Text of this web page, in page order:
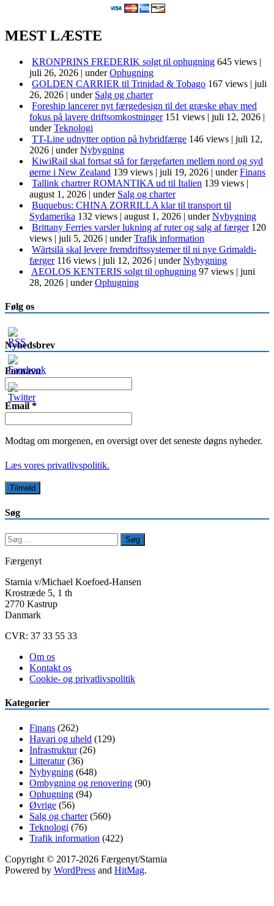
MEST LÆSTE
KRONPRINS FREDERIK solgt til ophugning 645 views |
juli 26, 2026 | underOphugning
GOLDEN CARRIER til Trinidad & Tobago 167 views | juli
26, 2026 | under Salg og charter
Foreship lancerer nyt færgedesign til det græske øhav med
fokus på lavere driftsomkostninger 151 views | juli 12, 2026 |
underTeknologi
TT-Line udnytter option på hybridfærge 146 views | juli 12,
2026 | underNybygning
KiwiRail skal fortsat stå for færgefarten mellem nord og syd
øerne i New Zealand 139 views | juli 19, 2026 | underFinans
Tallink chartrer ROMANTIKA ud til Italien 139 views |
august 1, 2026 | under Salg og charter
Buquebus: CHINA ZORRILLA klar til transport til
Sydamerika 132 views | august 1, 2026 | underNybygning
Brittany Ferries varsler lukning af ruter og salg af færger 120
views | juli 5, 2026 | underTrafik information
Wärtsilä skal levere fremdriftssystemer til ni nye Grimaldi-
færger 116 views | juli 12, 2026 | underNybygning
AEOLOS KENTERIS solgt til ophugning 97 views | juni
28, 2026 | underOphugning
Følg os
Nyhedsbrev
Fornavn
Email *
Modtag om morgenen, en oversigt over det seneste døgns nyheder.
Læs vores privatlivspolitik.
Søg
Søg
efter:
Færgenyt
Starnia v/Michael Koefoed-Hansen
Krostræde 5, 1 th
2770 Kastrup
Danmark
CVR: 37 33 55 33
Om os
Kontakt os
Cookie- og privatlivspolitik
Kategorier
Finans (262)
Havari og uheld (129)
Infrastruktur(26)
Litteratur(36)
Nybygning (648)
Ombygning og renovering (90)
Ophugning (94)
Øvrige (56)
Salg og charter(560)
Teknologi (76)
Trafik information (422)
Copyright © 2017-2026 Færgenyt/Starnia
Powered by WordPress and HitMag.